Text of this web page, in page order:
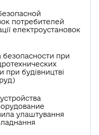
потребителей
електроустановок
при
будівництві
улаштування